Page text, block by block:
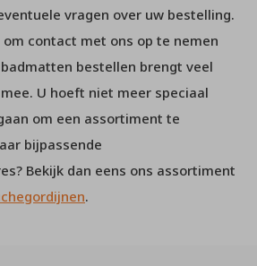
vragen over uw bestelling.
contact met ons op te nemen
bestellen brengt veel
U hoeft niet meer speciaal
om een assortiment te
bijpassende
Bekijk dan eens ons assortiment
.